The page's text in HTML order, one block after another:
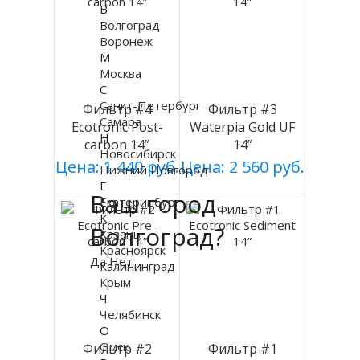
Фильтр #4
Ecotronic Post-
carbon 14”
Цена: 1 440 руб.
Фильтр #3
Waterpia Gold UF
14”
Цена: 2 560 руб.
Фильтр #2
Фильтр #1
Ваш город
Волгоград?
Да Нет
В
Волгоград
Воронеж
М
Москва
С
Санкт-Петербург
Самара
Н
Новосибирск
Нижний Новгород
Е
Екатеринбург
К
Казань
Красноярск
Калининград
Крым
Ч
Челябинск
О
Омск